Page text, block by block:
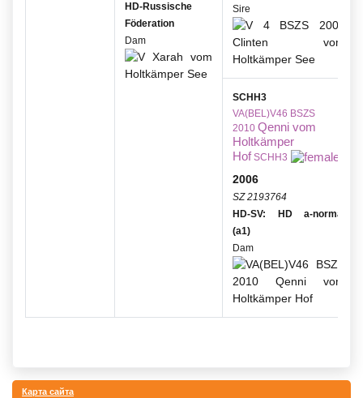
HD-Russische
Föderation
Dam
Sire
SCHH3
VA(BEL)V46 BSZS
2010 Qenni vom
Holtkämper
Hof SCHH3
2006
SZ 2193764
HD-SV: HD a-normal
(a1)
Dam
Карта сайта